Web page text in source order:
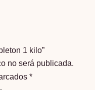
1 kilo”
no será publicada.
*